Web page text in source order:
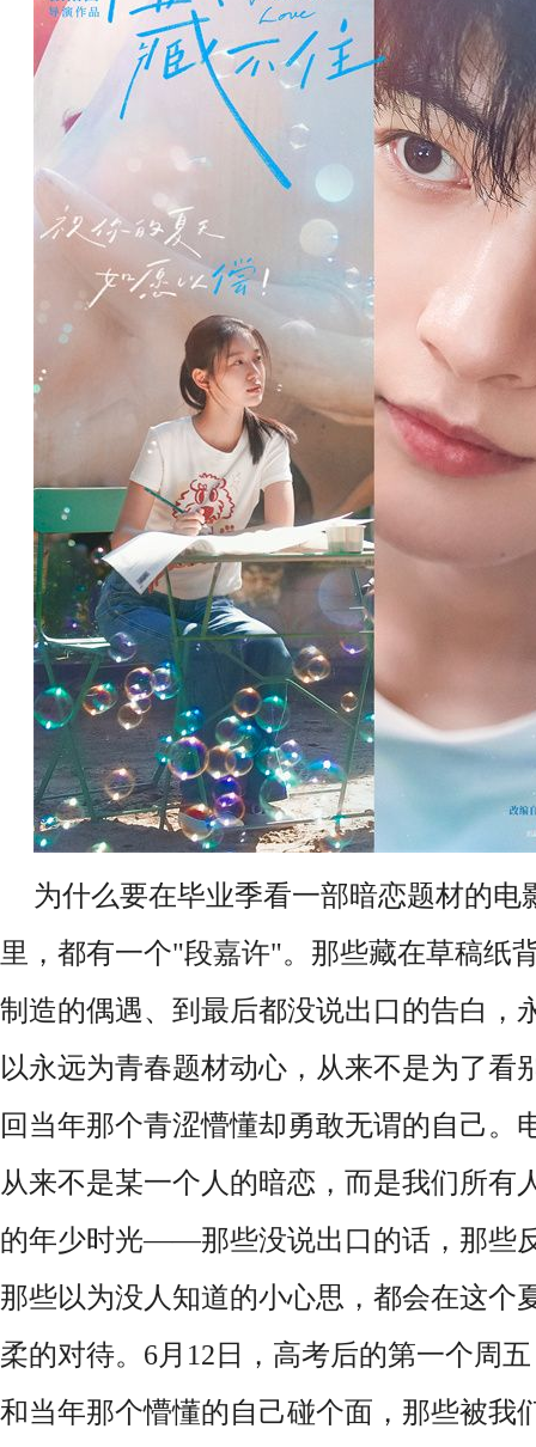
为什么要在毕业季看一部暗恋题材的电
里，都有一个"段嘉许"。 那些藏在草稿纸
制造的偶遇、到最后都没说出口的告白，
以永远为青春题材动心，从来不是为了看
回 当年那个青涩懵懂却勇敢无谓的自己。
从来不是某一个人的暗恋，而是我们所有
的年少时光——那些没说出口的话，那些
那些以为没人知道的小心思，都会在这个
柔的对待。 6月12日 ， 高考后的第一个周
和当年那个懵懂的自己碰个面，那些被我